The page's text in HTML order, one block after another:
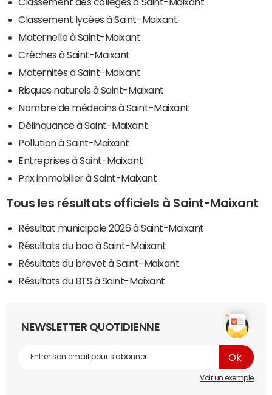
Classement lycées à Saint-Maixant
Maternelle à Saint-Maixant
Crèches à Saint-Maixant
Maternités à Saint-Maixant
Risques naturels à Saint-Maixant
Nombre de médecins à Saint-Maixant
Délinquance à Saint-Maixant
Pollution à Saint-Maixant
Entreprises à Saint-Maixant
Prix immobilier à Saint-Maixant
Tous les résultats officiels à Saint-Maixant
Résultat municipale 2026 à Saint-Maixant
Résultats du bac à Saint-Maixant
Résultats du brevet à Saint-Maixant
Résultats du BTS à Saint-Maixant
NEWSLETTER QUOTIDIENNE
Voir un exemple